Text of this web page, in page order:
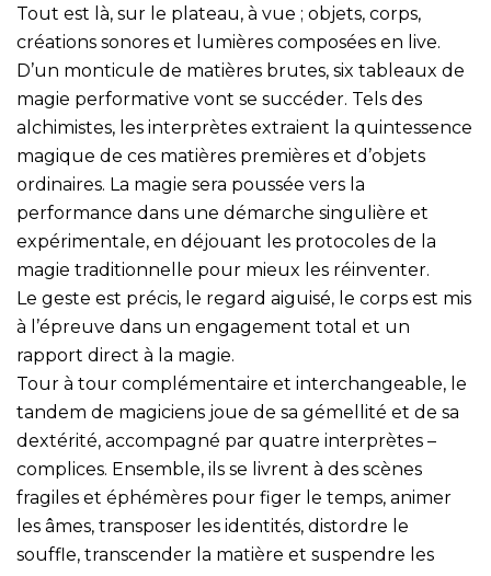
Tout est là, sur le plateau, à vue ; objets, corps,
créations sonores et lumières composées en live.
D’un monticule de matières brutes, six tableaux de
magie performative vont se succéder. Tels des
alchimistes, les interprètes extraient la quintessence
magique de ces matières premières et d’objets
ordinaires. La magie sera poussée vers la
performance dans une démarche singulière et
expérimentale, en déjouant les protocoles de la
magie traditionnelle pour mieux les réinventer.
Le geste est précis, le regard aiguisé, le corps est mis
à l’épreuve dans un engagement total et un
rapport direct à la magie.
Tour à tour complémentaire et interchangeable, le
tandem de magiciens joue de sa gémellité et de sa
dextérité, accompagné par quatre interprètes –
complices. Ensemble, ils se livrent à des scènes
fragiles et éphémères pour figer le temps, animer
les âmes, transposer les identités, distordre le
souffle, transcender la matière et suspendre les